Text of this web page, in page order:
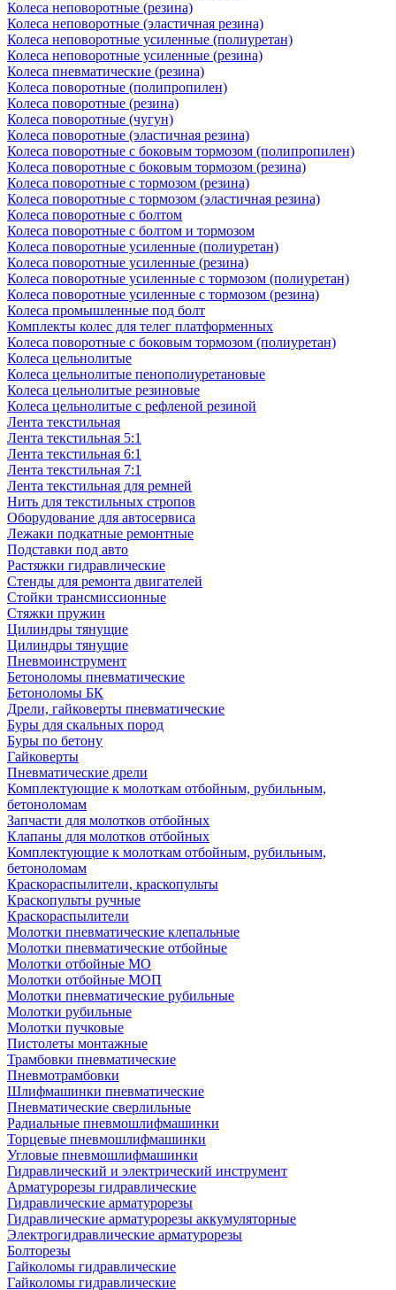
Колеса неповоротные (резина)
Колеса неповоротные (эластичная резина)
Колеса неповоротные усиленные (полиуретан)
Колеса неповоротные усиленные (резина)
Колеса пневматические (резина)
Колеса поворотные (полипропилен)
Колеса поворотные (резина)
Колеса поворотные (чугун)
Колеса поворотные (эластичная резина)
Колеса поворотные c боковым тормозом (полипропилен)
Колеса поворотные c боковым тормозом (резина)
Колеса поворотные c тормозом (резина)
Колеса поворотные c тормозом (эластичная резина)
Колеса поворотные с болтом
Колеса поворотные с болтом и тормозом
Колеса поворотные усиленные (полиуретан)
Колеса поворотные усиленные (резина)
Колеса поворотные усиленные с тормозом (полиуретан)
Колеса поворотные усиленные с тормозом (резина)
Колеса промышленные под болт
Комплекты колес для телег платформенных
Колеса поворотные c боковым тормозом (полиуретан)
Колеса цельнолитые
Колеса цельнолитые пенополиуретановые
Колеса цельнолитые резиновые
Колеса цельнолитые с рефленой резиной
Лента текстильная
Лента текстильная 5:1
Лента текстильная 6:1
Лента текстильная 7:1
Лента текстильная для ремней
Нить для текстильных стропов
Оборудование для автосервиса
Лежаки подкатные ремонтные
Подставки под авто
Растяжки гидравлические
Стенды для ремонта двигателей
Стойки трансмиссионные
Стяжки пружин
Цилиндры тянущие
Цилиндры тянущие
Пневмоинструмент
Бетоноломы пневматические
Бетоноломы БК
Дрели, гайковерты пневматические
Буры для скальных пород
Буры по бетону
Гайковерты
Пневматические дрели
Комплектующие к молоткам отбойным, рубильным,
бетоноломам
Запчасти для молотков отбойных
Клапаны для молотков отбойных
Комплектующие к молоткам отбойным, рубильным,
бетоноломам
Краскораспылители, краскопульты
Краскопульты ручные
Краскораспылители
Молотки пневматические клепальные
Молотки пневматические отбойные
Молотки отбойные МО
Молотки отбойные МОП
Молотки пневматические рубильные
Молотки рубильные
Молотки пучковые
Пистолеты монтажные
Трамбовки пневматические
Пневмотрамбовки
Шлифмашинки пневматические
Пневматические сверлильные
Радиальные пневмошлифмашинки
Торцевые пневмошлифмашинки
Угловые пневмошлифмашинки
Гидравлический и электрический инструмент
Арматурорезы гидравлические
Гидравлические арматурорезы
Гидравлические арматурорезы аккумуляторные
Электрогидравлические арматурорезы
Болторезы
Гайколомы гидравлические
Гайколомы гидравлические